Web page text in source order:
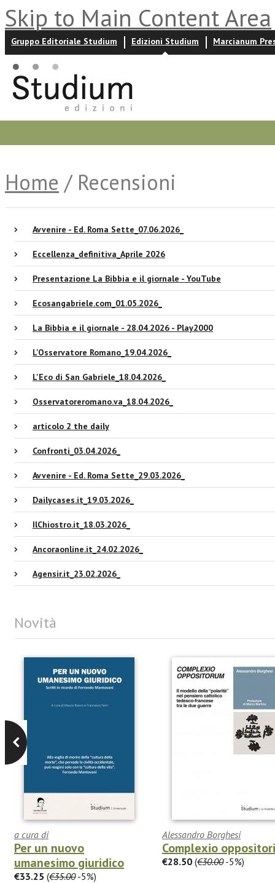
Skip to Main Content Area
Gruppo Editoriale Studium Edizioni Studium Marcianum
Home / Recensioni
Avvenire - Ed. Roma Sette_07.06.2026_
Eccellenza_definitiva_Aprile 2026
Presentazione La Bibbia e il giornale - YouTube
Ecosangabriele.com_01.05.2026_
La Bibbia e il giornale - 28.04.2026 - Play2000
L'Osservatore Romano_19.04.2026_
L'Eco di San Gabriele_18.04.2026_
Osservatoreromano.va_18.04.2026_
articolo 2 the daily
Confronti_03.04.2026_
Avvenire - Ed. Roma Sette_29.03.2026_
Dailycases.it_19.03.2026_
IlChiostro.it_18.03.2026_
Ancoraonline.it_24.02.2026_
Agensir.it_23.02.2026_
Novità
a cura di
Per un nuovo
umanesimo giuridico
€33.25 (€35.00-5%)
Alessandro Borghesi
Complexio
€28.50 (€30.00-5%)